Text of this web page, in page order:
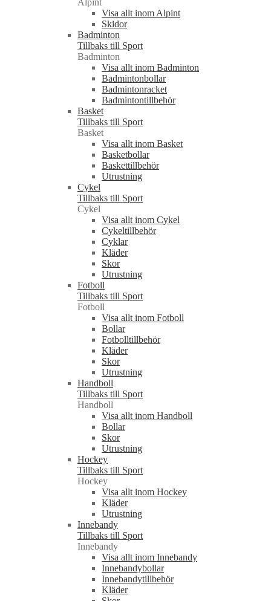
Alpint
Visa allt inom Alpint
Skidor
Badminton
Tillbaks till Sport
Badminton
Visa allt inom Badminton
Badmintonbollar
Badmintonracket
Badmintontillbehör
Basket
Tillbaks till Sport
Basket
Visa allt inom Basket
Basketbollar
Baskettillbehör
Utrustning
Cykel
Tillbaks till Sport
Cykel
Visa allt inom Cykel
Cykeltillbehör
Cyklar
Kläder
Skor
Utrustning
Fotboll
Tillbaks till Sport
Fotboll
Visa allt inom Fotboll
Bollar
Fotbolltillbehör
Kläder
Skor
Utrustning
Handboll
Tillbaks till Sport
Handboll
Visa allt inom Handboll
Bollar
Skor
Utrustning
Hockey
Tillbaks till Sport
Hockey
Visa allt inom Hockey
Kläder
Utrustning
Innebandy
Tillbaks till Sport
Innebandy
Visa allt inom Innebandy
Innebandybollar
Innebandytillbehör
Kläder